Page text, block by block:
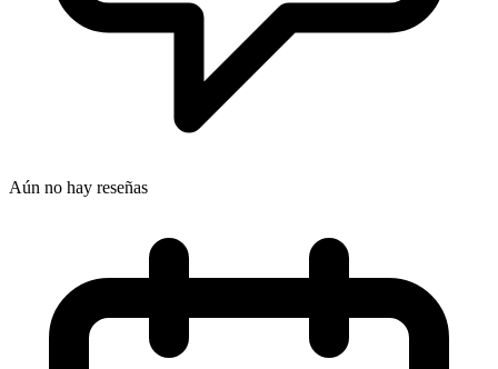
Aún no hay reseñas